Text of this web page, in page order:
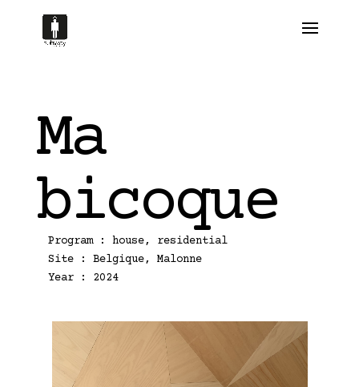
Ma
bicoque
Program : house, residential
Site : Belgique, Malonne
Year : 2024